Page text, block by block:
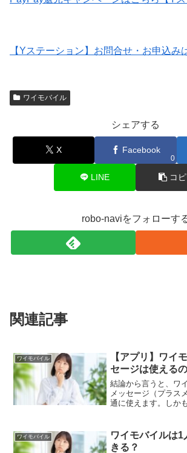
【Yステーション】お問合せ・お申込み
ワイモバイル
シェアする
X Facebook
0
LINE コ
robo-naviをフォローす
関連記事
ワイモバイル
【アプリ】ワイ
セージは使える
結論から言うと、ワ
メッセージ（プラス
通に使えます。しか
応キャリアとして正
つまり、 SMS 電話
ワイモバイル
ワイモバイルは
きる？